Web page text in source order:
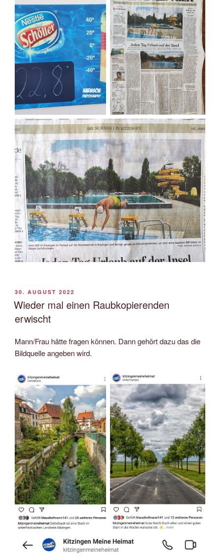
VERÖFFENTLICHT
AM
30. AUGUST 2022
Wieder mal einen Raubkopierenden
erwischt
Mann/Frau hätte fragen können. Dann gehört dazu das die
Bildquelle angeben wird.